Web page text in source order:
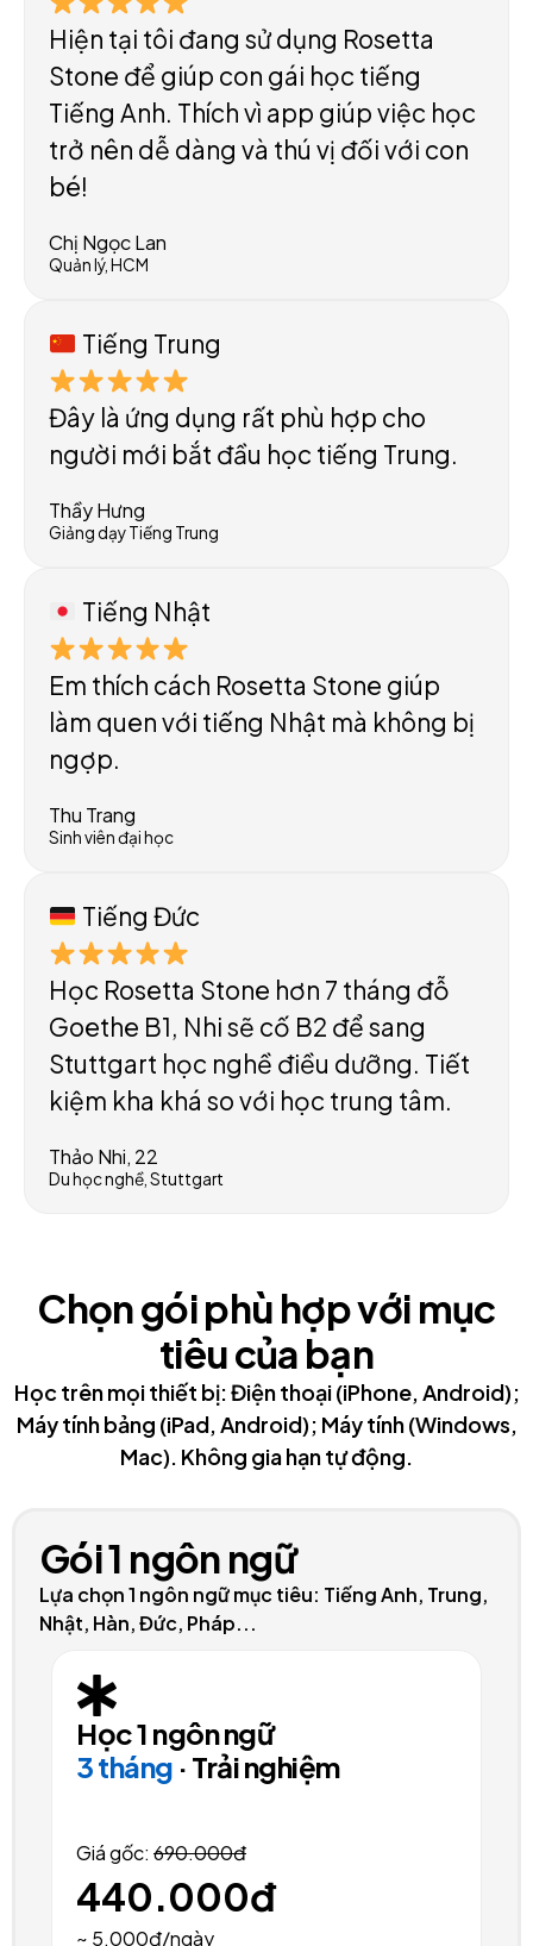
Hiện tại tôi đang sử dụng Rosetta
Stone để giúp con gái học tiếng
Tiếng Anh. Thích vì app giúp việc học
trở nên dễ dàng và thú vị đối với con
bé!
Chị Ngọc Lan
Quản lý, HCM
Tiếng Trung
Đây là ứng dụng rất phù hợp cho
người mới bắt đầu học tiếng Trung.
Thầy Hưng
Giảng dạy Tiếng Trung
Tiếng Nhật
Em thích cách Rosetta Stone giúp
làm quen với tiếng Nhật mà không bị
ngợp.
Thu Trang
Sinh viên đại học
Tiếng Đức
Học Rosetta Stone hơn 7 tháng đỗ
Goethe B1, Nhi sẽ cố B2 để sang
Stuttgart học nghề điều dưỡng. Tiết
kiệm kha khá so với học trung tâm.
Thảo Nhi, 22
Du học nghề, Stuttgart
Chọn gói phù hợp với mục
tiêu của bạn
Học trên mọi thiết bị: Điện thoại (iPhone, Android);
Máy tính bảng (iPad, Android); Máy tính (Windows,
Mac). Không gia hạn tự động.
Gói 1 ngôn ngữ
Lựa chọn 1 ngôn ngữ mục tiêu: Tiếng Anh, Trung,
Nhật, Hàn, Đức, Pháp...
Học 1 ngôn ngữ
3 tháng · Trải nghiệm
Giá gốc: 690.000đ
440.000đ
~ 5.000đ/ngày